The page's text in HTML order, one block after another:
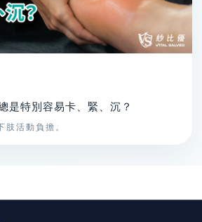
是特別容易卡、緊、沉？
肢活動負擔。